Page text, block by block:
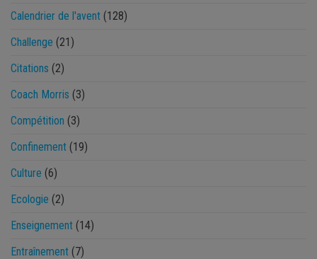
Calendrier de l'avent (128)
Challenge (21)
Citations (2)
Coach Morris (3)
Compétition (3)
Confinement (19)
Culture (6)
Ecologie (2)
Enseignement (14)
Entraînement (7)